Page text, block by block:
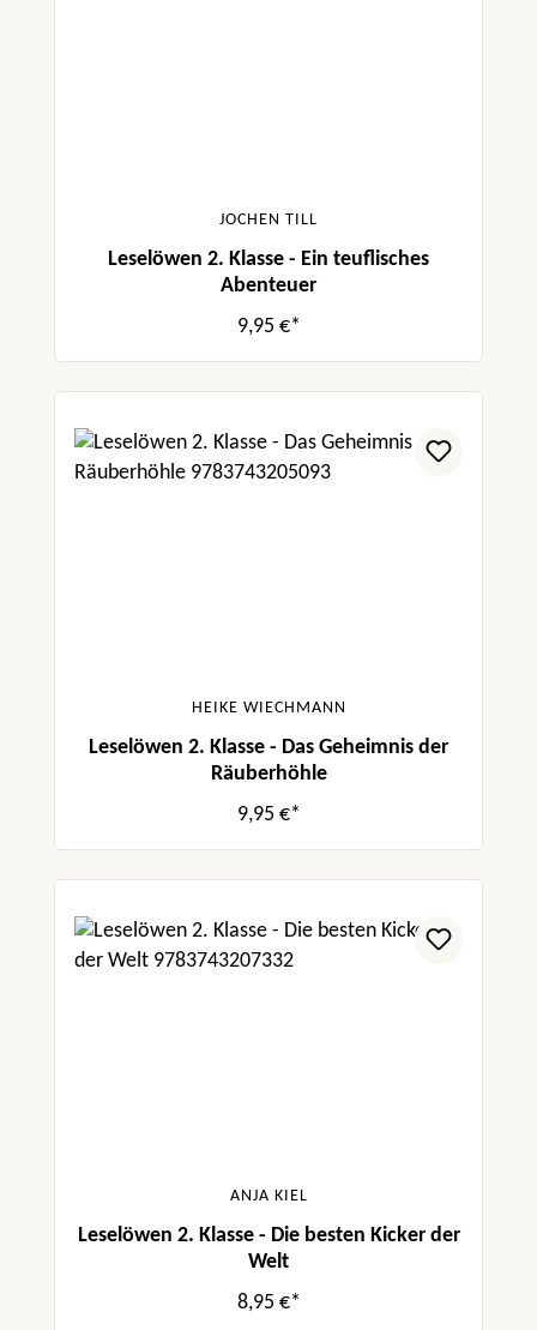
JOCHEN TILL
Leselöwen 2. Klasse - Ein teuflisches
Abenteuer
9,95 €*
HEIKE WIECHMANN
Leselöwen 2. Klasse - Das Geheimnis der
Räuberhöhle
9,95 €*
ANJA KIEL
Leselöwen 2. Klasse - Die besten Kicker der
Welt
8,95 €*